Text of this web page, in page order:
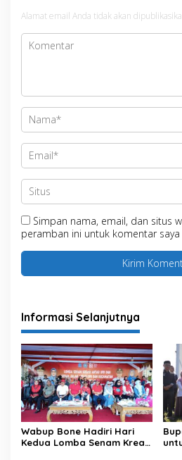
Alamat email Anda tidak akan
Simpan nama, email, dan situs
peramban ini untuk komentar
Informasi Selanjutnya
Wabup Bone Hadiri Hari
Kedua Lomba Senam Kreasi